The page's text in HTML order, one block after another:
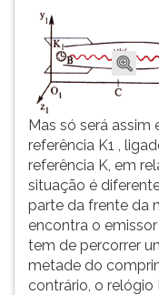
Mas só será assim
referência K1 ,
referência K, em
situação é
parte da frente da
encontra o
tem de percorrer
metade do
contrário, o relógio